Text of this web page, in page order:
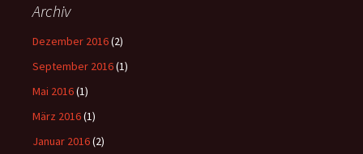
Archiv
Dezember 2016(2)
September 2016(1)
Mai 2016(1)
März 2016(1)
Januar 2016(2)